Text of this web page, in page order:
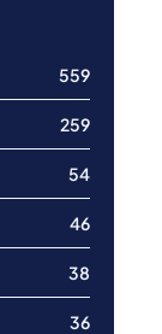
559
259
54
46
38
36